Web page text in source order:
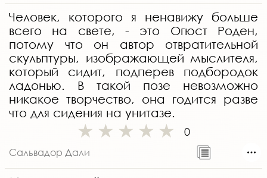
Человек, которого я ненавижу больше
всего на свете, - это Огюст Роден,
потому что он автор отвратительной
скульптуры, изображающей мыслителя,
который сидит, подперев подбородок
ладонью. В такой позе невозможно
никакое творчество, она годится разве
что для сидения на унитазе.
0
Сальвадор Дали